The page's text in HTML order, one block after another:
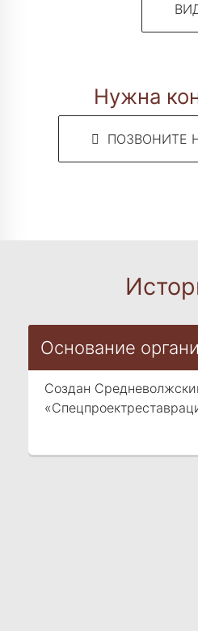
Нужна
ПОЗВОНИТЕ
Основание
Создан